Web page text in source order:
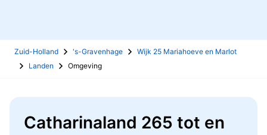
Zuid-Holland 's-Gravenhage
Wijk 25 Mariahoeve en Marlot
Landen
Omgeving
Catharinaland 265 tot en